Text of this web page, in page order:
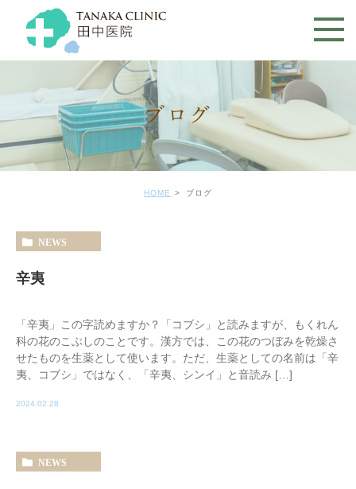
ブログ
HOME ブログ
NEWS
辛夷
「辛夷」この字読めますか？「コブシ」と読みますが、もくれん
科の花のこぶしのことです。漢方では、この花のつぼみを乾燥さ
せたものを生薬として使います。ただ、生薬としての名前は「辛
夷、コブシ」ではなく、「辛夷、シンイ」と音読み […]
2024.02.28
NEWS